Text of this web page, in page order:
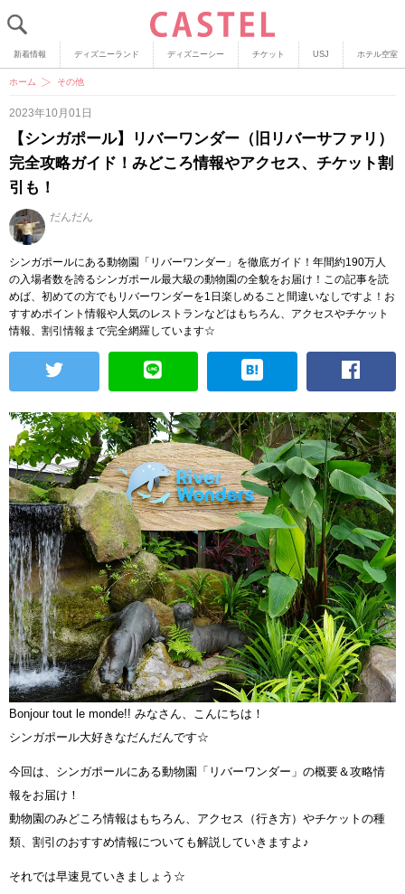
新着情報 ディズニーランド ディズニーシー チケット USJ ホテル空室
ホーム その他
2023年10月01日
【シンガポール】リバーワンダー（旧リバーサファリ）
完全攻略ガイド！みどころ情報やアクセス、チケット割
引も！
だんだん
シンガポールにある動物園「リバーワンダー」を徹底ガイド！年間約190万人
の入場者数を誇るシンガポール最大級の動物園の全貌をお届け！この記事を読
めば、初めての方でもリバーワンダーを1日楽しめること間違いなしですよ！お
すすめポイント情報や人気のレストランなどはもちろん、アクセスやチケット
情報、割引情報まで完全網羅しています☆
Bonjour tout le monde!! みなさん、こんにちは！
シンガポール大好きなだんだんです☆
今回は、シンガポールにある動物園「リバーワンダー」の概要＆攻略情
報をお届け！
動物園のみどころ情報はもちろん、アクセス（行き方）やチケットの種
類、割引のおすすめ情報についても解説していきますよ♪
それでは早速見ていきましょう☆